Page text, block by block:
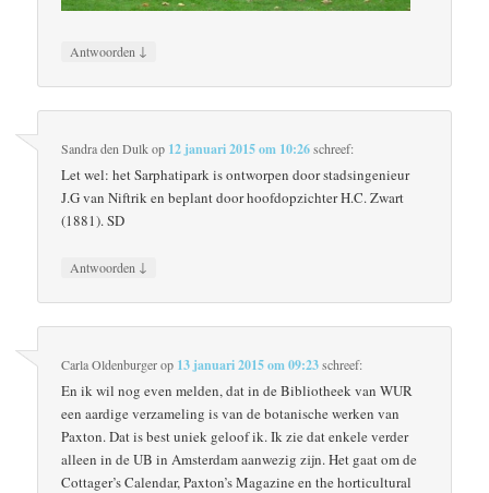
Antwoorden ↓
Sandra den Dulkop 12 januari 2015 om 10:26schreef:
Let wel: het Sarphatipark is ontworpen door stadsingenieur
J.G van Niftrik en beplant door hoofdopzichter H.C. Zwart
(1881). SD
Antwoorden ↓
Carla Oldenburgerop 13 januari 2015 om 09:23schreef:
En ik wil nog even melden, dat in de Bibliotheek van WUR
een aardige verzameling is van de botanische werken van
Paxton. Dat is best uniek geloof ik. Ik zie dat enkele verder
alleen in de UB in Amsterdam aanwezig zijn. Het gaat om de
Cottager’s Calendar, Paxton’s Magazine en the horticultural